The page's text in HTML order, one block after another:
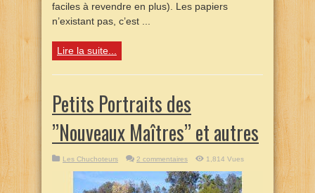
faciles à revendre en plus). Les papiers
n’existant pas, c’est ...
Lire la suite...
Petits Portraits des
’’Nouveaux Maîtres’’ et autres
Les Chuchoteurs 2 commentaires 1,814 Vues